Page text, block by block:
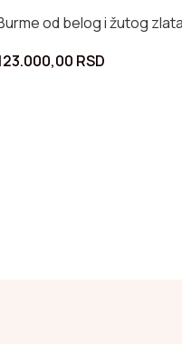
od belog i žutog zlata
RSD